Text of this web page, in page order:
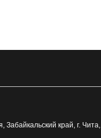
Забайкальский край, г. Чита,